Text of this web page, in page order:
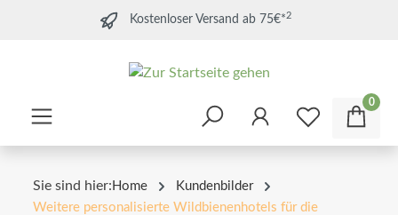
Kostenloser Versand ab 75€*2
0
Sie sind hier: Home
Kundenbilder
Weitere personalisierte Wildbienenhotels für die